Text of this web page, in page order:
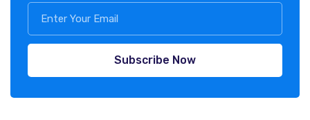
Subscribe Now